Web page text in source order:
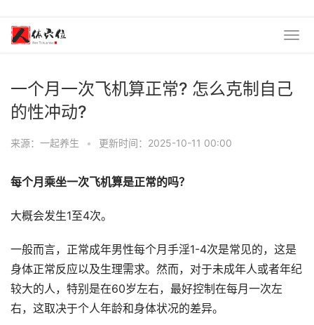
一个月一次飞机算正常? 怎么克制自己
的性冲动?
来源：一起养生 • 更新时间：2025-10-11 00:00
每个月乘坐一次飞机算是正常的吗？
大概会发生1至4次。
一般而言，正常成年男性每个月手淫1-4次是常见的，这是
身体正常反应以及生理需求。然而，对于未成年人或者年纪
较大的人，特别是在60岁左右，最好控制在每月一次左
右，这取决于个人年龄和身体状况的差异。